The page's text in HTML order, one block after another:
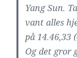
Yang Sun.
vant alles
på 14.46,33
Og det gror